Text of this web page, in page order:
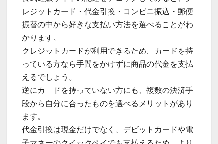
レジットカード・代金引換・コンビニ振込・郵便
振替の中から好きな支払い方法を選べることがわ
かります。
クレジットカードが利用できるため、カードを持
っている方なら手間をかけずに商品の代金を支払
えるでしょう。
逆にカードを持っていない方にも、複数の決済手
段から自分に合ったものを選べるメリットがあり
ます。
代金引換は現金だけでなく、デビットカードや電